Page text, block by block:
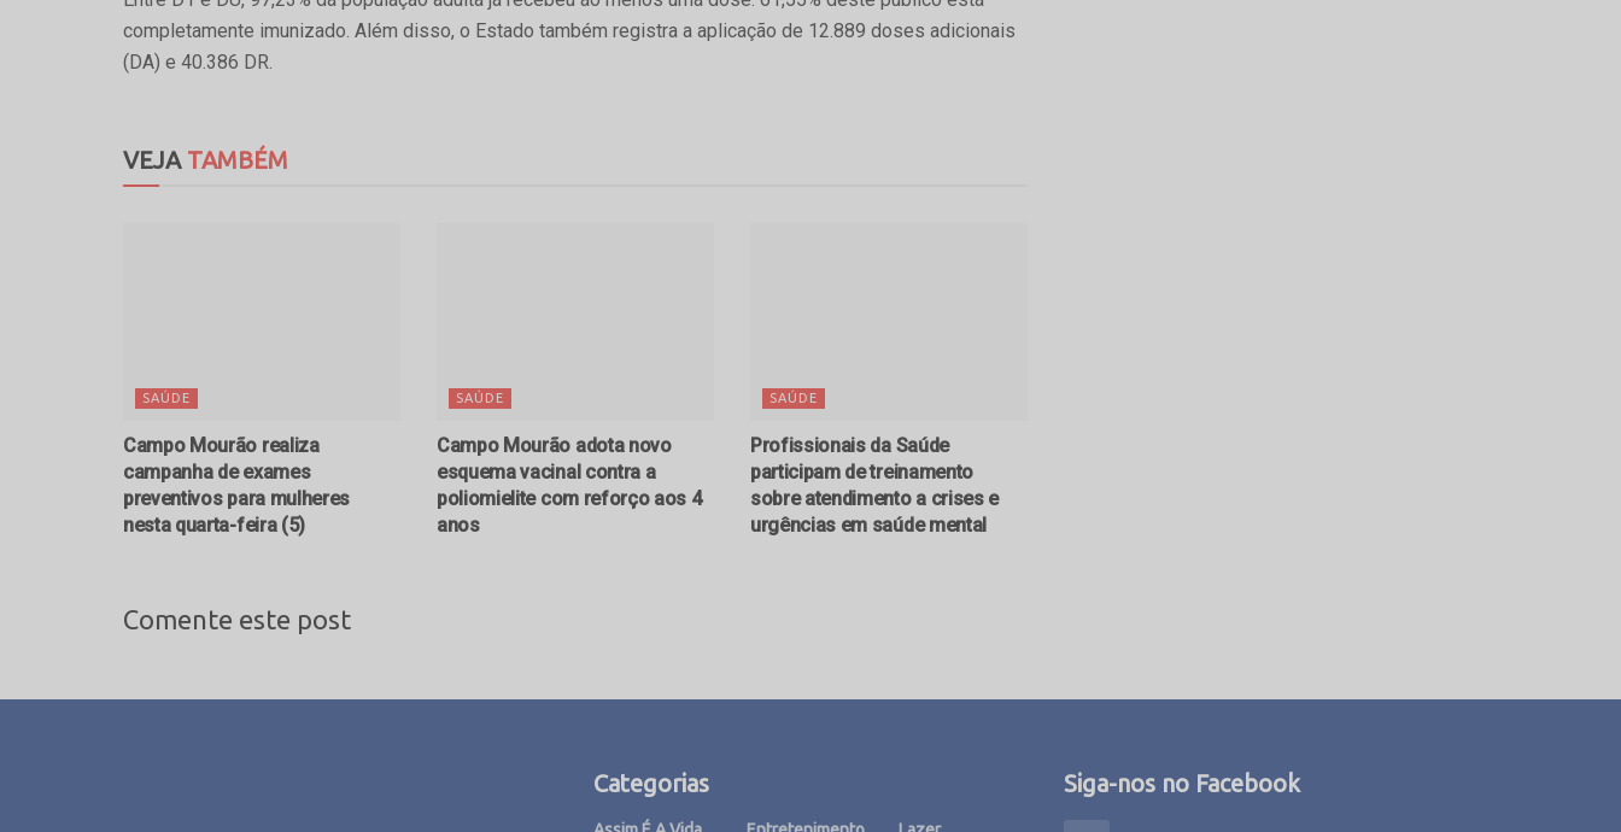
completamente imunizado. Além disso, o Estado também registra a aplicação de 12.889 doses adicionais
(DA) e 40.386 DR.
VEJATAMBÉM
SAÚDE
Campo Mourão realiza
campanha de exames
preventivos para mulheres
nesta quarta-feira (5)
SAÚDE
Campo Mourão adota novo
esquema vacinal contra a
poliomielite com reforço aos 4
anos
SAÚDE
Profissionais da Saúde
participam de treinamento
sobre atendimento a crises e
urgências em saúde mental
Comente este post
Categorias Siga-nos no Facebook